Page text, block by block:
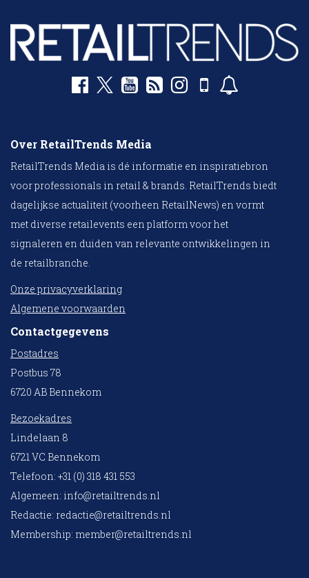
Over RetailTrends Media
RetailTrends Media is dé informatie en inspiratiebron
voor professionals in retail & brands. RetailTrends biedt
dagelijkse actualiteit (voorheen RetailNews) en vormt
met diverse retailevents een platform voor het
signaleren en duiden van relevante ontwikkelingen in
de retailbranche.
Onze privacyverklaring
Algemene voorwaarden
Contactgegevens
Postadres
Postbus 78
6720 AB Bennekom
Bezoekadres
Lindelaan 8
6721 VC Bennekom
Telefoon: +31 (0) 318 431 553
Algemeen: info@retailtrends.nl
Redactie: redactie@retailtrends.nl
Membership: member@retailtrends.nl